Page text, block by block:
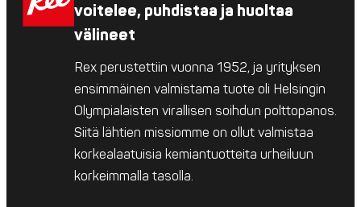
voitelee, puhdistaa ja huoltaa
välineet
Rex perustettiin vuonna 1952, ja yrityksen
ensimmäinen valmistama tuote oli Helsingin
Olympialaisten virallisen soihdun polttopanos.
Siitä lähtien missiomme on ollut valmistaa
korkealaatuisia kemiantuotteita urheiluun
korkeimmalla tasolla.